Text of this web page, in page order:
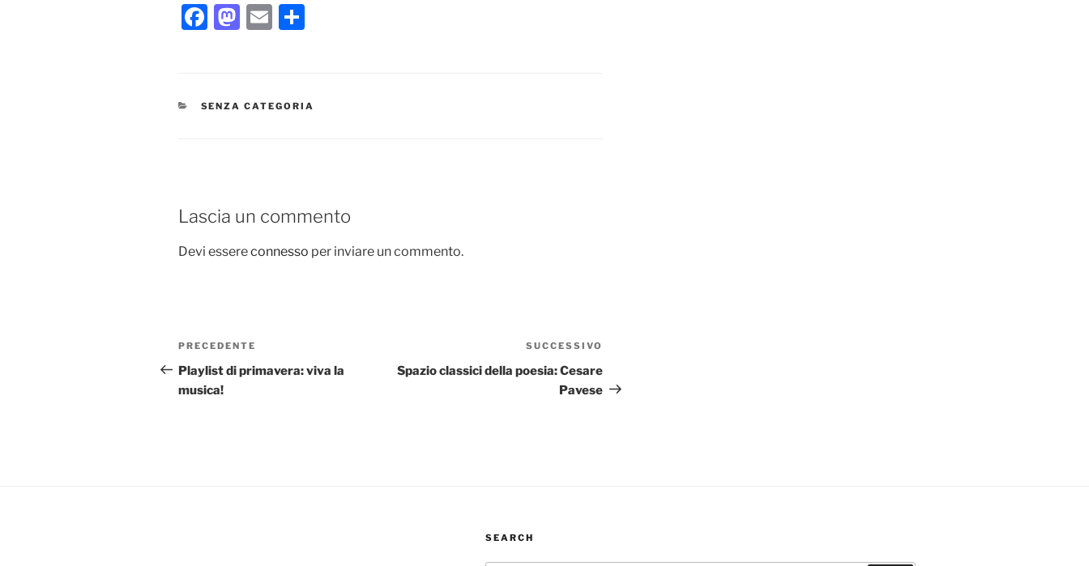
F
e
M
o
E
l
di
CATEGORIE
SENZA CATEGORIA
Lascia un commento
Devi essereconnesso per inviare un commento.
Navigazione
articoli
Articolo
precedente:
PRECEDENTE
Playlist di primavera: viva la
musica!
successivo
SUCCESSIVO
Spazio classici della poesia: Cesare
Pavese
SEARCH